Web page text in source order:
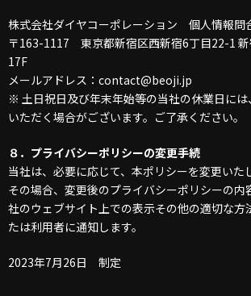
株式会社ダイヤコーポレーション 個人情報問
〒163-1117 東京都新宿区西新宿6丁目22-1 新
17F
メールアドレス：contact@beoji.jp
※ 土日祝日及び年末年始等の当社の休業日に
いただく場合がございます。ご了承ください。
８．プライバシーポリシーの変更手続
当社は、必要に応じて、本ポリシーを変更いた
その場合、変更後のプライバシーポリシーの内
社のウェブサイト上での表示その他の適切な方
たは利用者に通知します。
2023年7月26日 制定